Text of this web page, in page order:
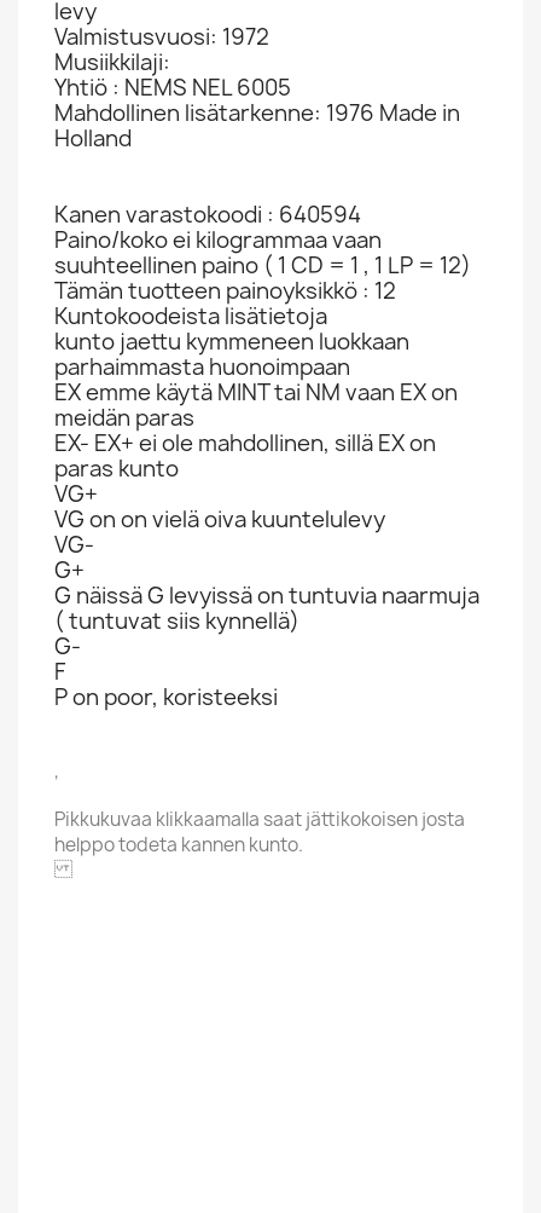
levy
Valmistusvuosi: 1972
Musiikkilaji:
Yhtiö : NEMS NEL 6005
Mahdollinen lisätarkenne: 1976 Made in
Holland
Kanen varastokoodi : 640594
Paino/koko ei kilogrammaa vaan
suuhteellinen paino ( 1 CD = 1 , 1 LP = 12)
Tämän tuotteen painoyksikkö : 12
Kuntokoodeista lisätietoja
kunto jaettu kymmeneen luokkaan
parhaimmasta huonoimpaan
EX emme käytä MINT tai NM vaan EX on
meidän paras
EX- EX+ ei ole mahdollinen, sillä EX on
paras kunto
VG+
VG on on vielä oiva kuuntelulevy
VG-
G+
G näissä G levyissä on tuntuvia naarmuja
( tuntuvat siis kynnellä)
G-
F
P on poor, koristeeksi
,
Pikkukuvaa klikkaamalla saat jättikokoisen josta
helppo todeta kannen kunto.